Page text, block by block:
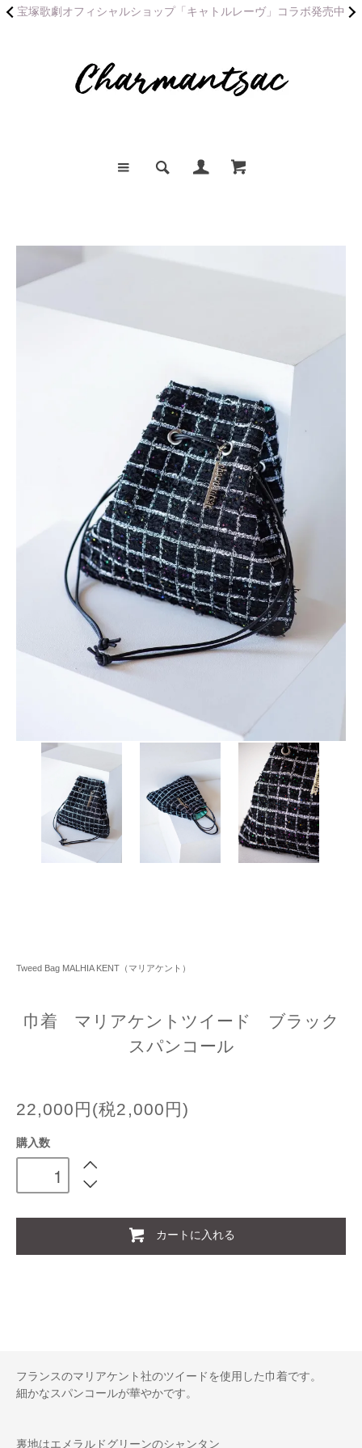
宝塚歌劇オフィシャルショップ「キャトルレーヴ」コラボ発売中
Tweed Bag MALHIA KENT（マリアケント）
巾着 マリアケントツイード ブラック
スパンコール
22,000円(税2,000円)
購入数
カートに入れる
フランスのマリアケント社のツイードを使用した巾着です。
細かなスパンコールが華やかです。
裏地はエメラルドグリーンのシャンタン